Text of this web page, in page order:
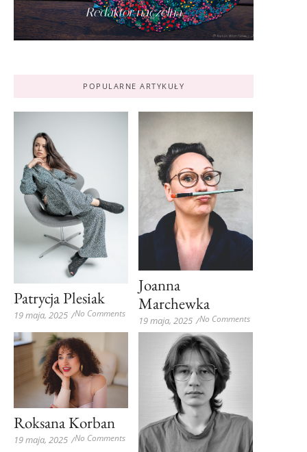
Redaktor naczelna
POPULARNE ARTYKUŁY
Patrycja Plesiak
19 maja, 2025 /No Comments
Joanna
Marchewka
19 maja, 2025 /No Comments
Roksana Korban
19 maja, 2025 /No Comments